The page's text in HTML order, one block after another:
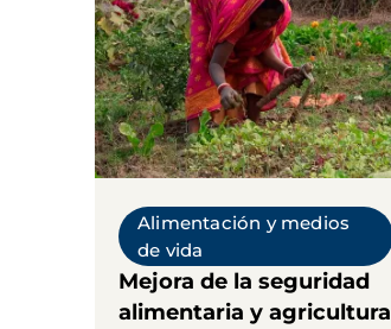
Alimentación y medios
de vida
Mejora de la seguridad
alimentaria y agricultura